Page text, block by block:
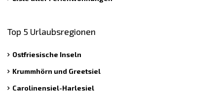
Top 5 Urlaubsregionen
Ostfriesische Inseln
Krummhörn und Greetsiel
Carolinensiel-Harlesiel